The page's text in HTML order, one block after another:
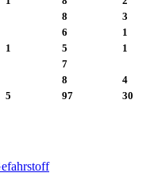
8
3
6
1
1 5
1
7
8
4
5 97 30